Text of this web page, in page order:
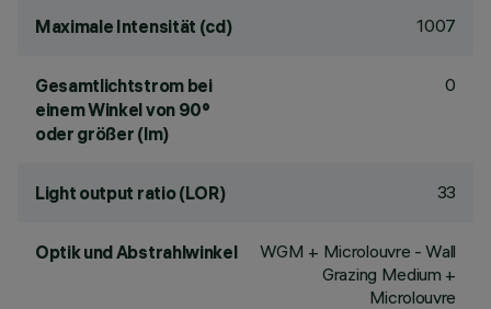
Maximale Intensität (cd) 1007
Gesamtlichtstrom bei
einem Winkel von 90°
oder größer (lm)
0
Light output ratio (LOR) 33
Optik und Abstrahlwinkel
WGM + Microlouvre - Wall
Grazing Medium +
Microlouvre